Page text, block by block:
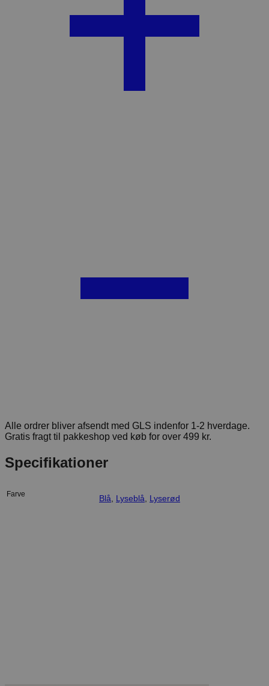
Alle ordrer bliver afsendt med GLS indenfor 1-2 hverdage.
Gratis fragt til pakkeshop ved køb for over 499 kr.
Specifikationer
Farve Blå Lyseblå Lyserød